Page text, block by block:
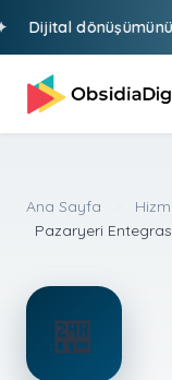
Dijital dönüşümünüzü
Ana Sayfa
Pazaryeri
🏪